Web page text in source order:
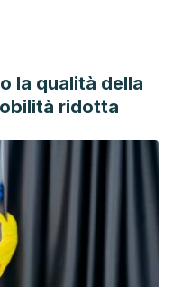
26667697.
D.; Dodd, A.; Huntley,
Processes in
and Mental
Health 2021, 18, 3084.
New Year’s
School of the
in
la qualità della
ridotta